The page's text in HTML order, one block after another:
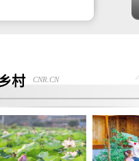
销售有限公司交
退还诚意金
化利率超法定上
，退还全部超额
单不给退
村 CNR.CN